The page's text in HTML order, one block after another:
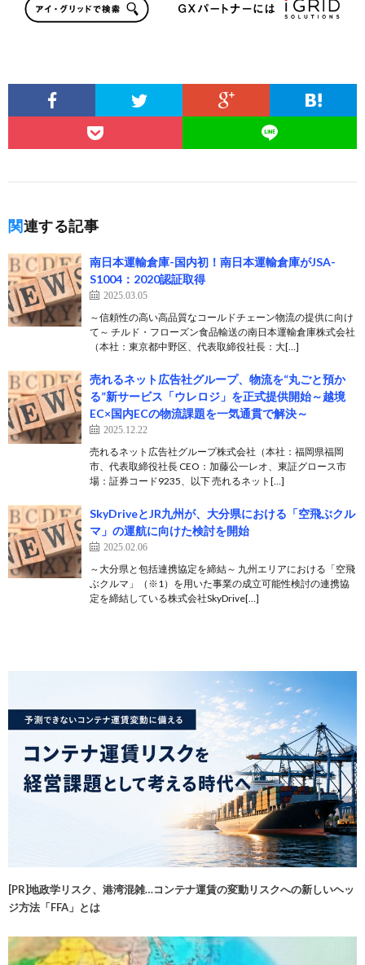
関連する記事
南日本運輸倉庫-国内初！南日本運輸倉庫がJSA-
S1004：2020認証取得
2025.03.05
～信頼性の高い高品質なコールドチェーン物流の提供に向け
て～ チルド・フローズン食品輸送の南日本運輸倉庫株式会社
（本社：東京都中野区、代表取締役社長：大[…]
売れるネット広告社グループ、物流を“丸ごと預か
る”新サービス「ウレロジ」を正式提供開始～越境
EC×国内ECの物流課題を一気通貫で解決～
2025.12.22
売れるネット広告社グループ株式会社（本社：福岡県福岡
市、代表取締役社長 CEO：加藤公一レオ、東証グロース市
場：証券コード9235、以下 売れるネット[…]
SkyDriveとJR九州が、大分県における「空飛ぶクル
マ」の運航に向けた検討を開始
2025.02.06
～大分県と包括連携協定を締結～ 九州エリアにおける「空飛
ぶクルマ」（※1）を用いた事業の成立可能性検討の連携協
定を締結している株式会社SkyDrive[…]
[PR]地政学リスク、港湾混雑…コンテナ運賃の変動リスクへの新しいヘッ
ジ方法「FFA」とは